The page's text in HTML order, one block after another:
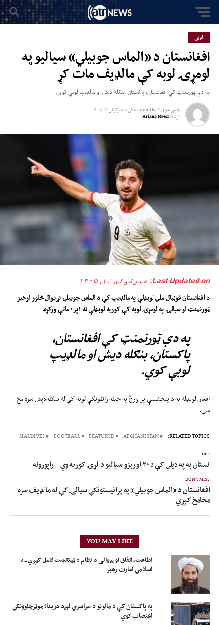
لوبی
افغانستان د «الماس جوبیلي» سیالیو په
لومړۍ لوبه کې مالډیف مات کړ
په دې ټورنمنټ کې افغانستان، پاکستان، بنګله دیش او مالډیپ لوبې کوي.
خپور شوی2 months مخکي دغبرګولى ۱۱, ۱۴۰۵
توسطAriana News
Last Updated on: غبرګولى ۱۲, ۱۴۰۵
د افغانستان فوټبال ملي لوبډلې په مالډیپ کې د الماس جوبیلي نړیوال څلور اړخیز
ټورنمنټ او سیالۍ په لومړۍ لوبه کې کوربه لوبډلې ته۱پر۰ماتې ورکړه.
په دې ټورنمنټ کې افغانستان،
پاکستان، بنګله دیش او مالډیپ
لوبې کوي.
افغان لوبډله به د پنجشنبې پر ورځ په خپله راتلونکې لوبه کې له بنګله‌دېش سره مخ
شي.
RELATED TOPICS:
AFGHANISTAN
FEATURED
FOOTBALL
MALDIVES
UP
به په ډیلي کې د ۲۰ اوریزو سیالیو د لړۍ کوربه وي – راپورونه
DON'T MISS
افغانستان د «الماس جوبیلي» په پرانیستونکې سیالۍ کې له مالډیف سره
مخامخ کېږي
YOU MAY LIKE
اطاعت، اتفاق او یووالی د نظام د ټینګښت لامل کیږي ــ د
اسلامي امارت رهبر
په پاکستان کې د مالونو د سراسري لېږد درېدا؛ موټرچلوونکي
اعتصاب کوي